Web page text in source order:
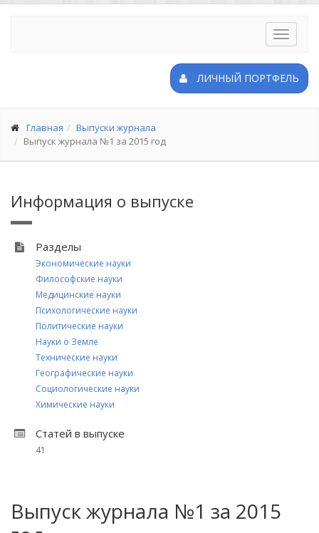
Toggle
ЛИЧНЫЙ ПОРТФЕЛЬ
Главная
Выпуски журнала
Выпуск журнала №1 за 2015 год
Информация о выпуске
Разделы
Экономические науки
Философские науки
Медицинские науки
Психологические науки
Политические науки
Науки о Земле
Технические науки
Географические науки
Социологические науки
Химические науки
Статей в выпуске
41
Выпуск журнала №1 за 2015